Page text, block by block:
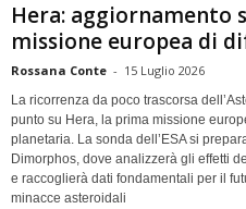
Hera: aggiornamento
missione europea di
Rossana Conte - 15 Luglio 2026
La ricorrenza da poco trascorsa
punto su Hera, la prima missione
planetaria. La sonda dell’ESA si
Dimorphos, dove analizzerà gli effetti
e raccoglierà dati fondamentali per il
minacce asteroidali